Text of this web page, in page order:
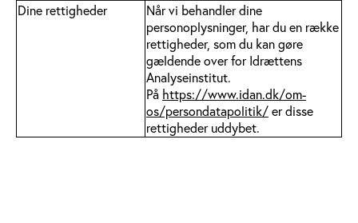
Dine rettigheder
Når vi behandler dine
personoplysninger, har du en række
rettigheder, som du kan gøre
gældende over for Idrættens
Analyseinstitut.
På https://www.idan.dk/om-
os/persondatapolitik/er disse
rettigheder uddybet.